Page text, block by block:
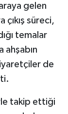
gelen
çıkış süreci,
temalar
ahşabın
de
takip ettiği